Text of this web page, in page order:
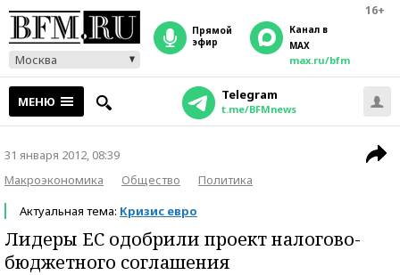
16+
Москва
прямой
эфир
Канал в
MAX
max.ru/bfm
МЕНЮ Telegram
t.me/BFMnews
31 января 2012, 08:39
Макроэкономика
Общество
Политика
Актуальная тема: Кризис евро
Лидеры ЕС одобрили проект налогово-
бюджетного соглашения